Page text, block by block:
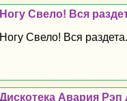
Ногу Свело! Вся
Ногу Свело! Вся
Дискотека Авария Рэп